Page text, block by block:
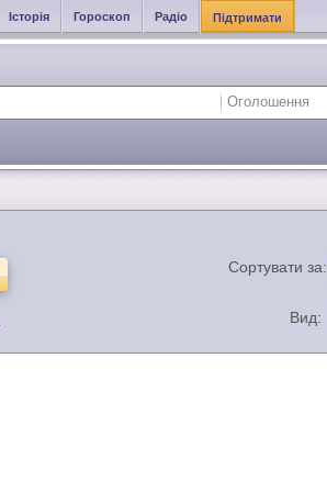
Історія Гороскоп Радіо Підтримати
Сортувати за:
Вид: